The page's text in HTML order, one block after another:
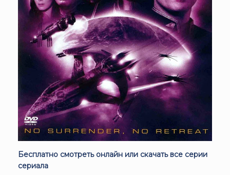
Бесплатно смотреть онлайн или скачать все серии
сериала